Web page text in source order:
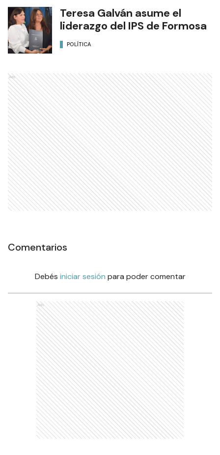
Teresa Galván asume el
liderazgo del IPS de Formosa
POLÍTICA
Ads
Comentarios
Debés iniciar sesión para poder comentar
Ads